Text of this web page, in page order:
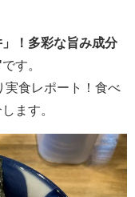
！多彩な旨み成分
です。
実食レポート！食べ
ます。